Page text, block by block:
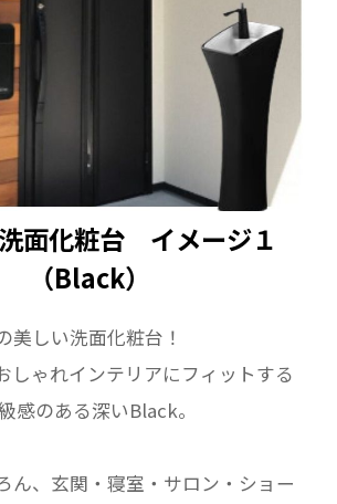
面化粧台 イメージ１
（Black）
美しい洗面化粧台！
しゃれインテリアにフィットする
感のある深いBlack。
ん、玄関・寝室・サロン・ショー